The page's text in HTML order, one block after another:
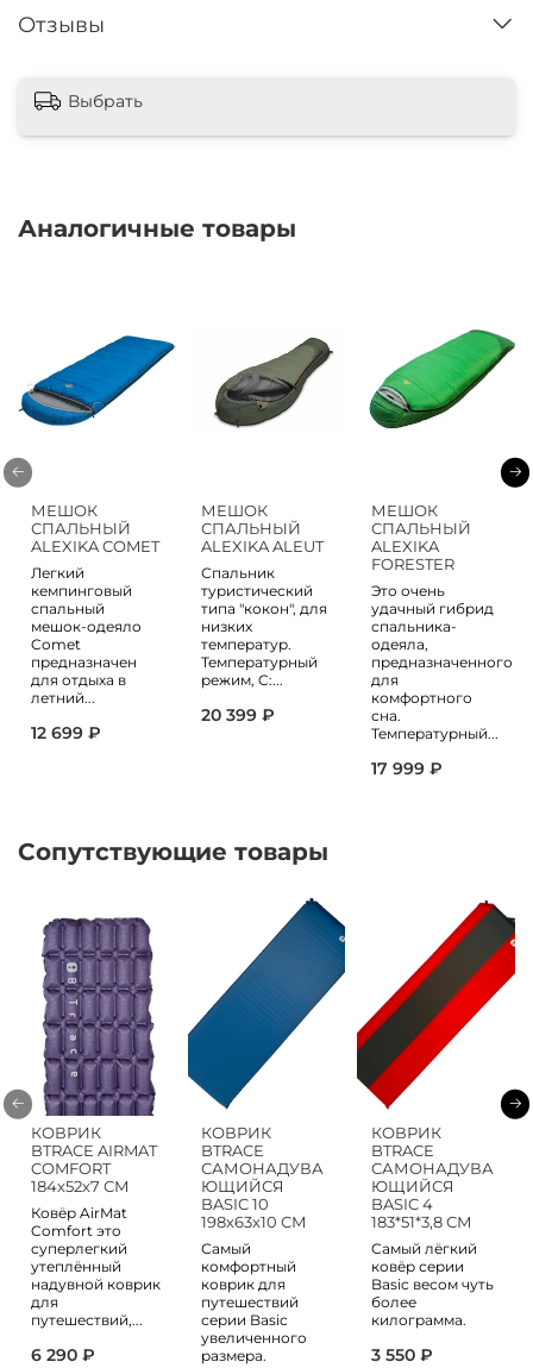
Отзывы
Выбрать
Аналогичные товары
МЕШОК
СПАЛЬНЫЙ
ALEXIKA COMET
Легкий
кемпинговый
спальный
мешок-одеяло
Comet
предназначен
для отдыха в
летний...
12 699 ₽
МЕШОК
СПАЛЬНЫЙ
ALEXIKA ALEUT
Спальник
туристический
типа "кокон", для
низких
температур.
Температурный
режим, C:...
20 399 ₽
МЕШОК
СПАЛЬНЫЙ
ALEXIKA
FORESTER
Это очень
удачный гибрид
спальника-
одеяла,
предназначенного
для
комфортного
сна.
Температурный...
17 999 ₽
Сопутствующие товары
КОВРИК
BTRACE AIRMAT
COMFORT
184х52х7 СМ
Ковёр AirMat
Comfort это
суперлегкий
утеплённый
надувной коврик
для
путешествий,...
6 290 ₽
КОВРИК
BTRACE
САМОНАДУВА
ЮЩИЙСЯ
BASIC 10
198х63х10 СМ
Самый
комфортный
коврик для
путешествий
серии Basic
увеличенного
размера.
КОВРИК
BTRACE
САМОНАДУВА
ЮЩИЙСЯ
BASIC 4
183*51*3,8 СМ
Самый лёгкий
ковёр серии
Basic весом чуть
более
килограмма.
3 550 ₽